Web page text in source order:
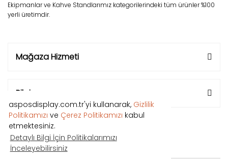
asposdisplay.com.tr'yi kullanarak, Gizlilik
Politikamızı ve Çerez Politikamızı kabul
etmektesiniz.
Detaylı Bilgi İçin Politikalarımızı
İnceleyebilirsiniz
Ekipmanlar ve Kahve Standlarımız kategorilerindeki tüm ürünler %100
yerli üretimdir.
Mağaza Hizmeti
Bilgi